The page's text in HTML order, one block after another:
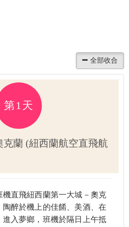
第1天
蘭 (紐西蘭航空直飛航
直飛紐西蘭第一大城－奧克
醉於機上的佳餚、美酒、在
入夢鄉，班機於隔日上午抵